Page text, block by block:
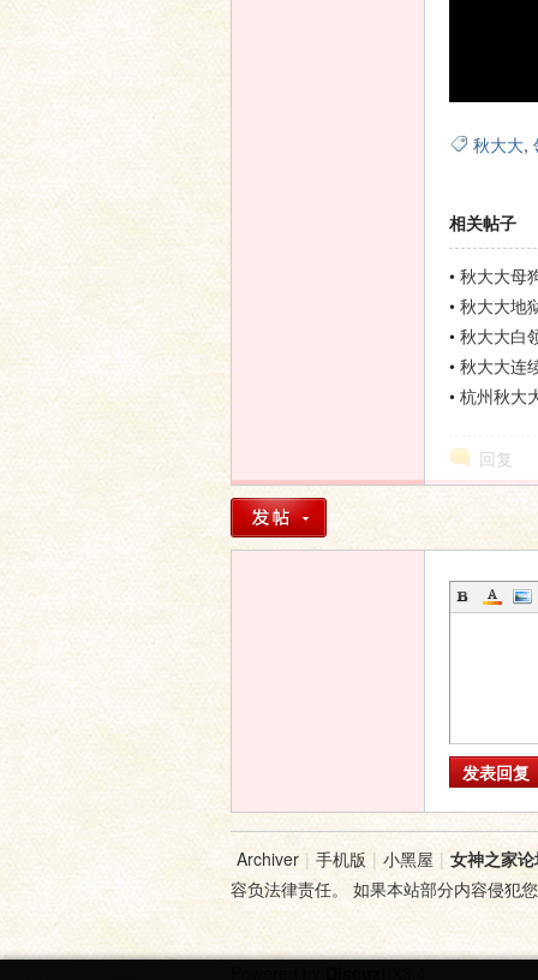
秋大大,
相关帖子
• 秋大大母
频
• 秋大大地
频
• 秋大大白
• 秋大大连
• 杭州秋大
回复
发表回复
Archiver | 手机版 | 小黑屋 | 女神之家
容负法律责任。 如果本站部分内容侵犯